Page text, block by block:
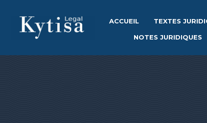
ACCUEIL TEXTES
NOTES JURIDIQUES